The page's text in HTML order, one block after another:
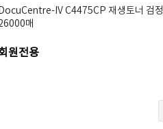
DocuCentre-IV C4475CP 재생토너 검정
매
원전용